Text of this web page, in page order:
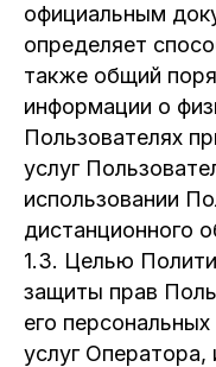
официальным
определяет
также общий
информации о
Пользователях
услуг
использовании
дистанционного
1.3. Целью
защиты прав
его
услуг Оператора,